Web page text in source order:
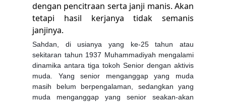
dengan pencitraan serta janji manis. Akan
tetapi hasil kerjanya tidak semanis
janjinya.
Sahdan, di usianya yang ke-25 tahun atau
sekitaran tahun 1937 Muhammadiyah mengalami
dinamika antara tiga tokoh Senior dengan aktivis
muda. Yang senior menganggap yang muda
masih belum berpengalaman, sedangkan yang
muda menganggap yang senior seakan-akan